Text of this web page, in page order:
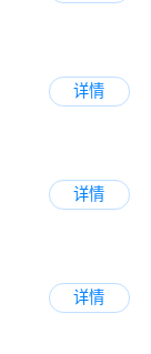
详情
详情
详情